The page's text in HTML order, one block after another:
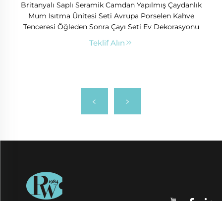
Britanyalı Saplı Seramik Camdan Yapılmış Çaydanlık
Mum Isıtma Ünitesi Seti Avrupa Porselen Kahve
Tenceresi Öğleden Sonra Çayı Seti Ev Dekorasyonu
Teklif Alın